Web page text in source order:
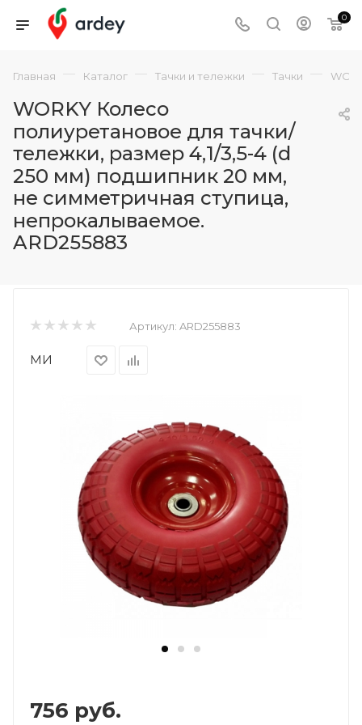
0
Главная — Каталог — Тачки и тележки — Тачки —
WORKY Колесо
полиуретановое для тачки/
тележки, размер 4,1/3,5-4 (d
250 мм) подшипник 20 мм,
не симметричная ступица,
непрокалываемое.
ARD255883
Артикул: ARD255883
МИ
756 руб.